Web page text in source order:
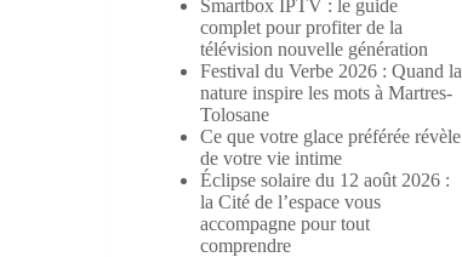
Smartbox IPTV : le guide
complet pour profiter de la
télévision nouvelle génération
Festival du Verbe 2026 : Quand la
nature inspire les mots à Martres-
Tolosane
Ce que votre glace préférée révèle
de votre vie intime
Éclipse solaire du 12 août 2026 :
la Cité de l’espace vous
accompagne pour tout
comprendre